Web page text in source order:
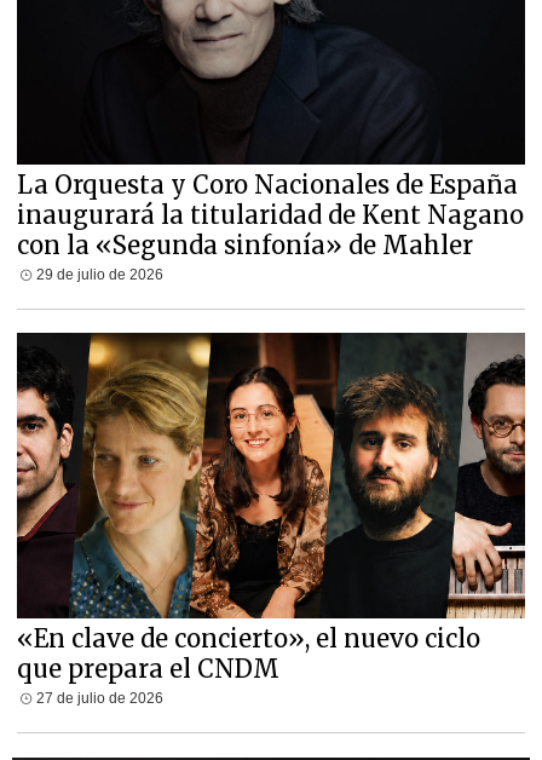
La Orquesta y Coro Nacionales de España
inaugurará la titularidad de Kent Nagano
con la «Segunda sinfonía» de Mahler
29 de julio de 2026
«En clave de concierto», el nuevo ciclo
que prepara el CNDM
27 de julio de 2026